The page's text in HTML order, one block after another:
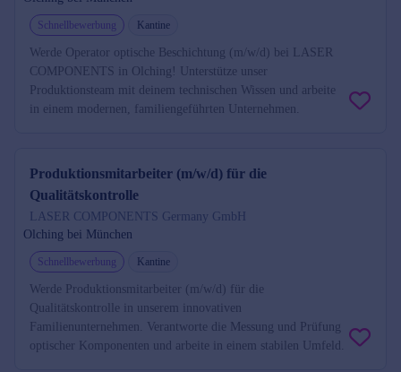
Schnellbewerbung Kantine
Werde Operator optische Beschichtung (m/w/d) bei LASER
COMPONENTS in Olching! Unterstütze unser
Produktionsteam mit deinem technischen Wissen und arbeite
in einem modernen, familiengeführten Unternehmen.
Produktionsmitarbeiter (m/w/d) für die
Qualitätskontrolle
LASER COMPONENTS Germany GmbH
Olching bei München
Schnellbewerbung Kantine
Werde Produktionsmitarbeiter (m/w/d) für die
Qualitätskontrolle in unserem innovativen
Familienunternehmen. Verantworte die Messung und Prüfung
optischer Komponenten und arbeite in einem stabilen Umfeld.